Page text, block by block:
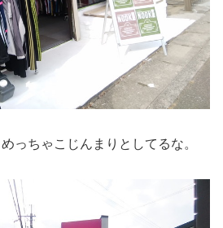
っちゃこじんまりとしてるな。